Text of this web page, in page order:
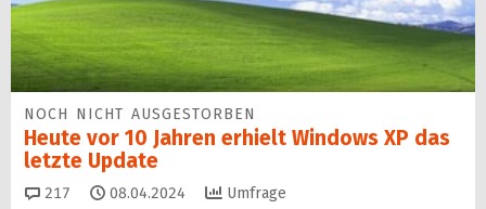
NOCH NICHT AUSGESTORBEN
Heute vor 10 Jahren erhielt Windows XP das
letzte Update
217 Kommentare
08.04.2024 Umfrage